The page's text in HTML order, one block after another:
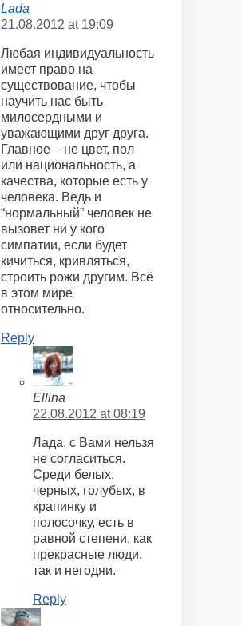
Lada
21.08.2012 at 19:09
Любая индивидуальность
имеет право на
существование, чтобы
научить нас быть
милосердными и
уважающими друг друга.
Главное – не цвет, пол
или национальность, а
качества, которые есть у
человека. Ведь и
“нормальный” человек не
вызовет ни у кого
симпатии, если будет
кичиться, кривляться,
строить рожи другим. Всё
в этом мире
относительно.
Reply
Ellina
22.08.2012 at 08:19
Лада, с Вами нельзя
не согласиться.
Среди белых,
черных, голубых, в
крапинку и
полосочку, есть в
равной степени, как
прекрасные люди,
так и негодяи.
Reply